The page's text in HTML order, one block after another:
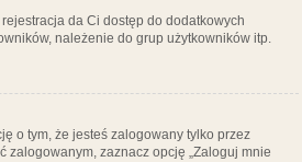
da Ci dostęp do dodatkowych
należenie do grup użytkowników itp.
o tym, że jesteś zalogowany tylko przez
zalogowanym, zaznacz opcję „Zaloguj mnie